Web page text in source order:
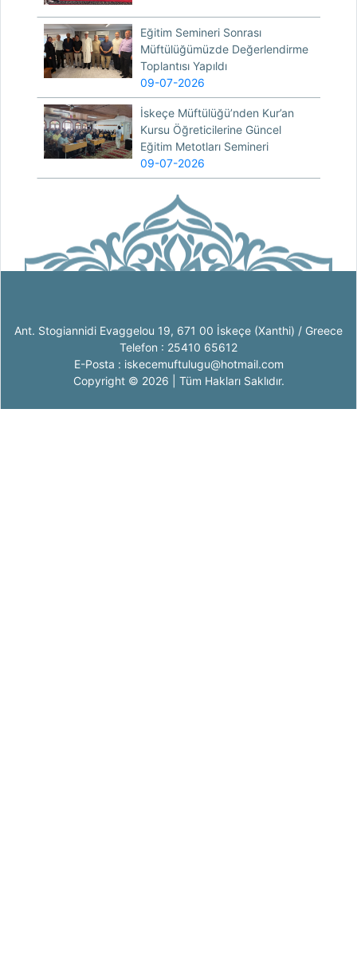
Eğitim Semineri Sonrası
Müftülüğümüzde Değerlendirme
Toplantısı Yapıldı
09-07-2026
İskeçe Müftülüğü’nden Kur’an
Kursu Öğreticilerine Güncel
Eğitim Metotları Semineri
09-07-2026
Ant. Stogiannidi Evaggelou 19, 671 00 İskeçe (Xanthi) / Greece
Telefon : 25410 65612
E-Posta : iskecemuftulugu@hotmail.com
Copyright © 2026 | Tüm Hakları Saklıdır.